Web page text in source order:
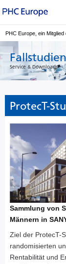
PHC Europe, ein
Fallstudien
Service & Downloads
ProtecT-
Sammlung von
Männern in
Ziel der ProtecT-
randomisierten
Rentabilität und